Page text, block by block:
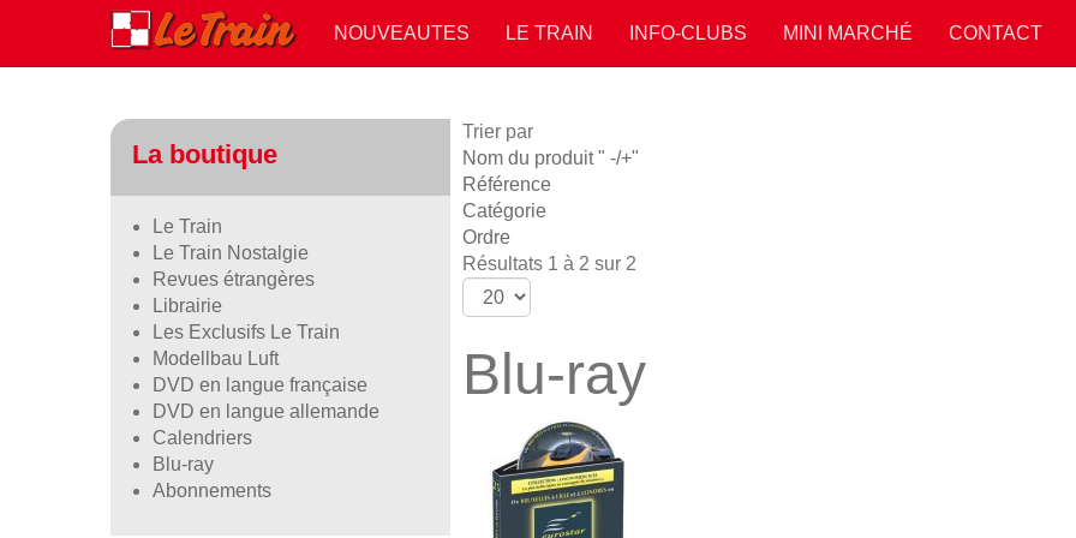
NOUVEAUTES LE TRAIN INFO-CLUBS MINI MARCHÉ CONTACT
Trier par
Nom du produit " -/+"
Référence
Catégorie
Ordre
Résultats 1 à 2 sur 2
Blu-ray
La boutique
Le Train
Le Train Nostalgie
Revues étrangères
Librairie
Les Exclusifs Le Train
Modellbau Luft
DVD en langue française
DVD en langue allemande
Calendriers
Blu-ray
Abonnements